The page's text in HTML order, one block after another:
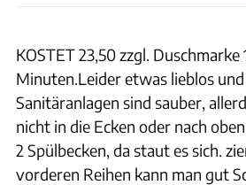
KOSTET 23,50 zzgl. Duschmarke
Minuten.Leider etwas lieblos
Sanitäranlagen sind sauber,
nicht in die Ecken oder nach
2 Spülbecken, da staut es sich.
vorderen Reihen kann man gut